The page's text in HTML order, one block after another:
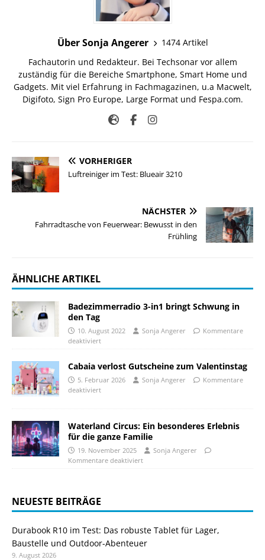
Über Sonja Angerer
1474 Artikel
Fachautorin und Redakteur. Bei Techsonar vor allem
zuständig für die Bereiche Smartphone, Smart Home und
Gadgets. Mit viel Erfahrung in Fachmagazinen, u.a Macwelt,
Digifoto, Sign Pro Europe, Large Format und Fespa.com.
VORHERIGER
Luftreiniger im Test: Blueair 3210
NÄCHSTER
Fahrradtasche von Feuerwear: Bewusst in den
Frühling
ÄHNLICHE ARTIKEL
Badezimmerradio 3-in1 bringt Schwung in
den Tag
10. August 2022 Sonja Angerer
Kommentare
deaktiviert
Cabaia verlost Gutscheine zum Valentinstag
5. Februar 2026 Sonja Angerer
Kommentare
deaktiviert
Waterland Circus: Ein besonderes Erlebnis
für die ganze Familie
19. November 2025
Sonja Angerer
Kommentare deaktiviert
NEUESTE BEITRÄGE
Durabook R10 im Test: Das robuste Tablet für Lager,
Baustelle und Outdoor-Abenteuer
9. August 2026